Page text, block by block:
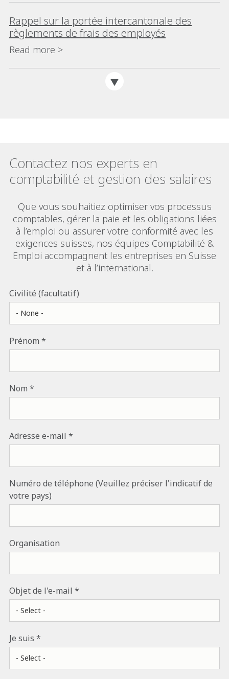
Rappel sur la portée intercantonale des
règlements de frais des employés
Read more >
Contactez nos experts en
comptabilité et gestion des salaires
Que vous souhaitiez optimiser vos processus
comptables, gérer la paie et les obligations liées
à l’emploi ou assurer votre conformité avec les
exigences suisses, nos équipes Comptabilité &
Emploi accompagnent les entreprises en Suisse
et à l’international.
Civilité (facultatif)
Prénom
Nom
Adresse e-mail
Numéro de téléphone (Veuillez préciser l'indicatif de
votre pays)
Organisation
Objet de l'e-mail
Je suis